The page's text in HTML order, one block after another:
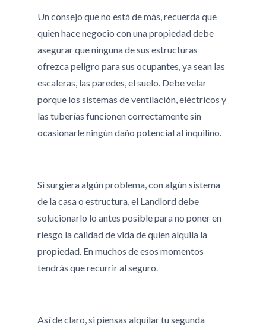
Un consejo que no está de más, recuerda que
quien hace negocio con una propiedad debe
asegurar que ninguna de sus estructuras
ofrezca peligro para sus ocupantes, ya sean las
escaleras, las paredes, el suelo. Debe velar
porque los sistemas de ventilación, eléctricos y
las tuberías funcionen correctamente sin
ocasionarle ningún daño potencial al inquilino.
Si surgiera algún problema, con algún sistema
de la casa o estructura, el Landlord debe
solucionarlo lo antes posible para no poner en
riesgo la calidad de vida de quien alquila la
propiedad. En muchos de esos momentos
tendrás que recurrir al seguro.
Así de claro, si piensas alquilar tu segunda